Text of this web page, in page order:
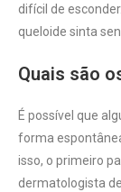
difícil de
queloide sinta
Quais são
É possível que
forma
isso, o primeiro
dermatologista